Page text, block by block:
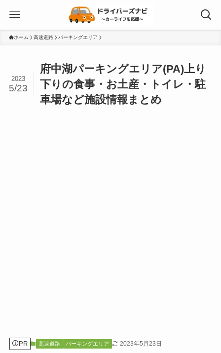
ホーム 高速道路 パーキングエリア
府中湖パーキングエリア(PA)上り
下りの食事・お土産・トイレ・駐
車場など施設情報まとめ
2023
5/23
PR 高速道路 パーキングエリア 2023年5月23日